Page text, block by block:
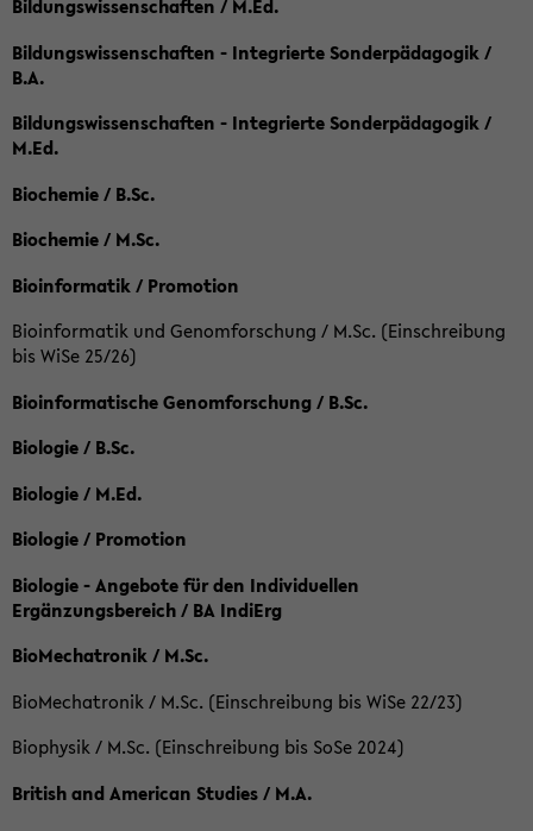
Bildungswissenschaften / M.Ed.
Bildungswissenschaften - Integrierte Sonderpädagogik /
B.A.
Bildungswissenschaften - Integrierte Sonderpädagogik /
M.Ed.
Biochemie / B.Sc.
Biochemie / M.Sc.
Bioinformatik / Promotion
Bioinformatik und Genomforschung / M.Sc. (Einschreibung
bis WiSe 25/26)
Bioinformatische Genomforschung / B.Sc.
Biologie / B.Sc.
Biologie / M.Ed.
Biologie / Promotion
Biologie - Angebote für den Individuellen
Ergänzungsbereich / BA IndiErg
BioMechatronik / M.Sc.
BioMechatronik / M.Sc. (Einschreibung bis WiSe 22/23)
Biophysik / M.Sc. (Einschreibung bis SoSe 2024)
British and American Studies / M.A.